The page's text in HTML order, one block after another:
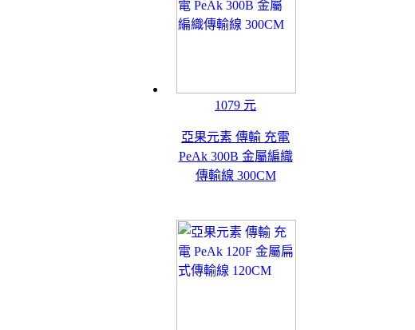
1079 元
亞果元素 傳輸 充電
PeAk 300B 金屬編織
傳輸線 300CM